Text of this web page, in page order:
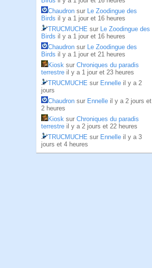
Chaudron sur Le Zoodingue des
Birds il y a 1 jour et 16 heures
TRUCMUCHE sur Le Zoodingue des
Birds il y a 1 jour et 16 heures
Chaudron sur Le Zoodingue des
Birds il y a 1 jour et 21 heures
Kiosk sur Chroniques du paradis
terrestre il y a 1 jour et 23 heures
TRUCMUCHE sur Ennelle il y a 2
jours
Chaudron sur Ennelle il y a 2 jours et
2 heures
Kiosk sur Chroniques du paradis
terrestre il y a 2 jours et 22 heures
TRUCMUCHE sur Ennelle il y a 3
jours et 4 heures